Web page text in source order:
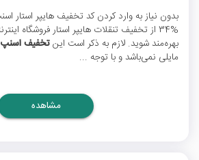
بدون نیاز به وارد کردنکد تخفیف هایپر استار
%34 از تخفیف تنقلات هایپر استار فروشگاه
بهره‌مند شوید. لازم به ذکر است اینتخفیف
مایلی نمی‌باشد و با توجه ...
مشاهده